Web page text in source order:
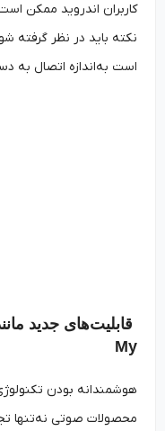
کاربران اندروید ممکن است از
نکته باید در نظر گرفته شود
است به‌‌اندازه اتصال به
هوشمندانه بودن
محصولات صوتی نه‌‌تنها تجربه